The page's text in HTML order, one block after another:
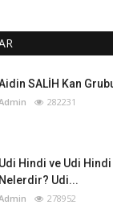
SALİH Kan
282231
Udi Hindi ve Udi Hindi
Nelerdir? Udi...
278952